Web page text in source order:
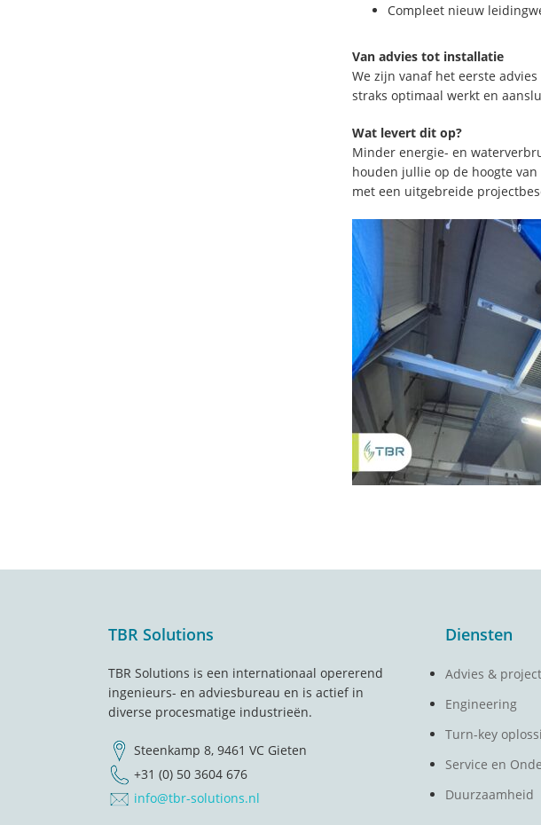
Compleet nieuw
Van advies tot installatie
We zijn vanaf het eerste
straks optimaal werkt en
Wat levert dit op?
Minder energie- en
houden jullie op de hoogte
met een uitgebreide
TBR Solutions
TBR Solutions is een internationaal opererend
ingenieurs- en adviesbureau en is actief in
diverse procesmatige industrieën.
Steenkamp 8, 9461 VC Gieten
+31 (0) 50 3604 676
info@tbr-solutions.nl
Diensten
Advies &
Engineering
Turn-key
Service en
Duurzaamheid